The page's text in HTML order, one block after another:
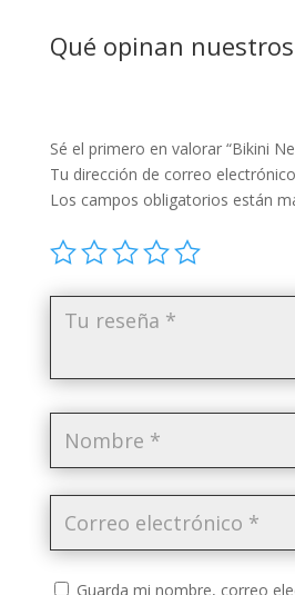
Qué opinan
Sé el primero en valorar “Bikini
Tu dirección de correo
Los campos obligatorios están
Guarda mi nombre, correo